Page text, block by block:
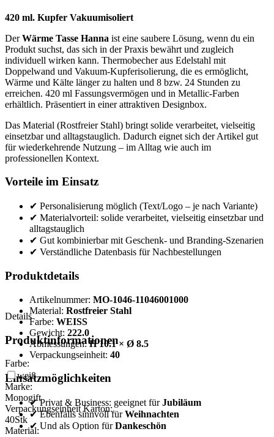
420 ml. Kupfer Vakuumisoliert
DerWärme Tasse Hanna ist eine saubere Lösung, wenn du ein
Produkt suchst, das sich in der Praxis bewährt und zugleich
individuell wirken kann. Thermobecher aus Edelstahl mit
Doppelwand und Vakuum-Kupferisolierung, die es ermöglicht,
Wärme und Kälte länger zu halten und 8 bzw. 24 Stunden zu
erreichen. 420 ml Fassungsvermögen und in Metallic-Farben
erhältlich. Präsentiert in einer attraktiven Designbox.
Das Material (Rostfreier Stahl) bringt solide verarbeitet, vielseitig
einsetzbar und alltagstauglich. Dadurch eignet sich der Artikel gut
für wiederkehrende Nutzung – im Alltag wie auch im
professionellen Kontext.
Vorteile im Einsatz
✔ Personalisierung möglich (Text/Logo – je nach Variante)
✔ Materialvorteil: solide verarbeitet, vielseitig einsetzbar und
alltagstauglich
✔ Gut kombinierbar mit Geschenk- und Branding-Szenarien
✔ Verständliche Datenbasis für Nachbestellungen
Produktdetails
Artikelnummer: MO-1046-11046001000
Material: Rostfreier Stahl
Farbe: WEISS
Gewicht: 222.0
Abmessungen:H 10.1 × Ø 8.5
Verpackungseinheit: 40
Einsatzmöglichkeiten
✔ Privat & Business: geeignet fürJubiläum
✔ Ebenfalls sinnvoll fürWeihnachten
✔ Und als Option fürDankeschön
Details
Produktinformationen
Farbe:
weiß
Marke:
Monogift
Verpackungseinheit Karton:
40Stk
Material: